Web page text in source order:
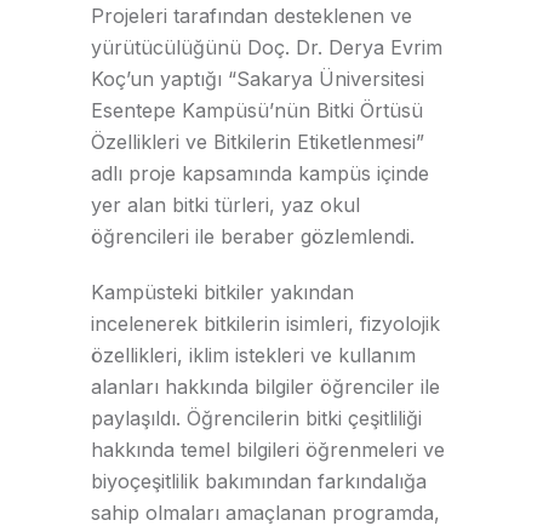
Projeleri tarafından desteklenen ve
yürütücülüğünü Doç. Dr. Derya Evrim
Koç’un yaptığı “Sakarya Üniversitesi
Esentepe Kampüsü’nün Bitki Örtüsü
Özellikleri ve Bitkilerin Etiketlenmesi”
adlı proje kapsamında kampüs içinde
yer alan bitki türleri, yaz okul
öğrencileri ile beraber gözlemlendi.
Kampüsteki bitkiler yakından
incelenerek bitkilerin isimleri, fizyolojik
özellikleri, iklim istekleri ve kullanım
alanları hakkında bilgiler öğrenciler ile
paylaşıldı. Öğrencilerin bitki çeşitliliği
hakkında temel bilgileri öğrenmeleri ve
biyoçeşitlilik bakımından farkındalığa
sahip olmaları amaçlanan programda,